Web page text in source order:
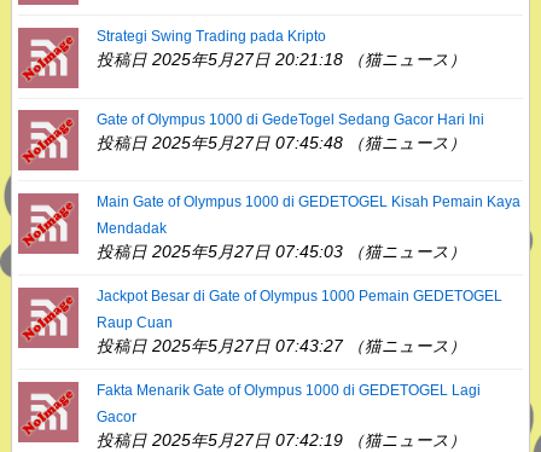
Strategi Swing Trading pada Kripto
投稿日 2025年5月27日 20:21:18 （猫ニュース）
Gate of Olympus 1000 di GedeTogel Sedang Gacor Hari Ini
投稿日 2025年5月27日 07:45:48 （猫ニュース）
Main Gate of Olympus 1000 di GEDETOGEL Kisah Pemain Kaya
Mendadak
投稿日 2025年5月27日 07:45:03 （猫ニュース）
Jackpot Besar di Gate of Olympus 1000 Pemain GEDETOGEL
Raup Cuan
投稿日 2025年5月27日 07:43:27 （猫ニュース）
Fakta Menarik Gate of Olympus 1000 di GEDETOGEL Lagi
Gacor
投稿日 2025年5月27日 07:42:19 （猫ニュース）